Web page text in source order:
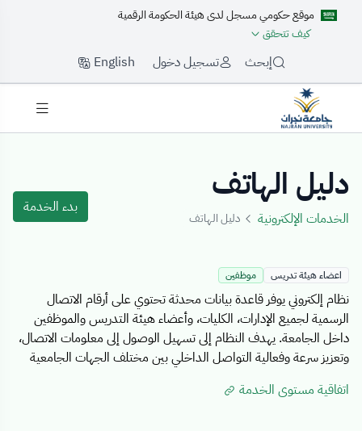
موقع حكومي مسجل لدى هيئة الحكومة الرقمية
كيف تتحقق
إبحث تسجيل دخول English
Template
دليل الهاتف
الخدمات الإلكترونية دليل الهاتف
بدء الخدمة
اعضاء هيئة تدريس موظفين
نظام إلكتروني يوفر قاعدة بيانات محدثة تحتوي على أرقام الاتصال
الرسمية لجميع الإدارات، الكليات، وأعضاء هيئة التدريس والموظفين
داخل الجامعة. يهدف النظام إلى تسهيل الوصول إلى معلومات الاتصال،
وتعزيز سرعة وفعالية التواصل الداخلي بين مختلف الجهات الجامعية
اتفاقية مستوى الخدمة